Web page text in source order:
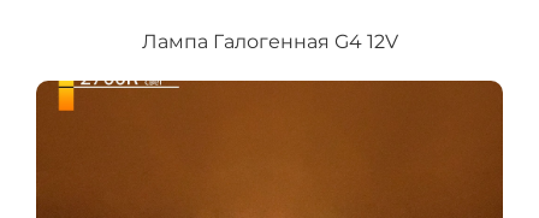
Лампа Галогенная G4 12V